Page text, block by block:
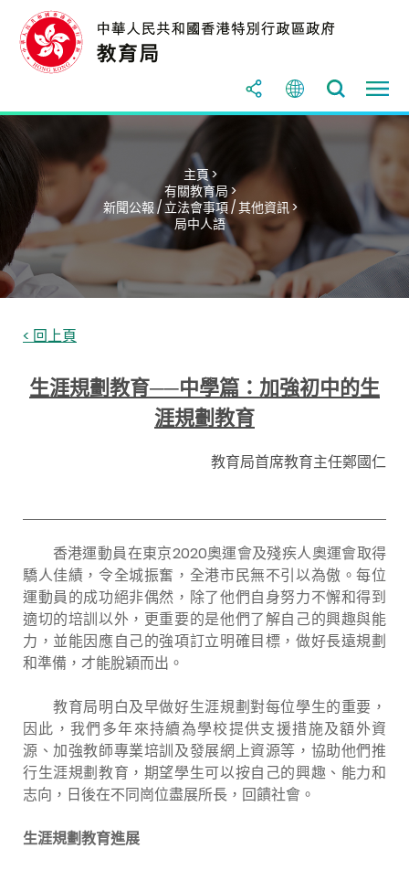
主頁 >
有關教育局 >
新聞公報 / 立法會事項 / 其他資訊 >
局中人語
< 回上頁
生涯規劃教育──中學篇：加強初中的生
涯規劃教育
教育局首席教育主任鄭國仁
香港運動員在東京2020奧運會及殘疾人奧運會取得
驕人佳績，令全城振奮，全港市民無不引以為傲。每位
運動員的成功絕非偶然，除了他們自身努力不懈和得到
適切的培訓以外，更重要的是他們了解自己的興趣與能
力，並能因應自己的強項訂立明確目標，做好長遠規劃
和準備，才能脫穎而出。
教育局明白及早做好生涯規劃對每位學生的重要，
因此，我們多年來持續為學校提供支援措施及額外資
源、加強教師專業培訓及發展網上資源等，協助他們推
行生涯規劃教育，期望學生可以按自己的興趣、能力和
志向，日後在不同崗位盡展所長，回饋社會。
生涯規劃教育進展